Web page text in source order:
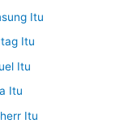
Itu
Itu
Itu
Itu
Itu